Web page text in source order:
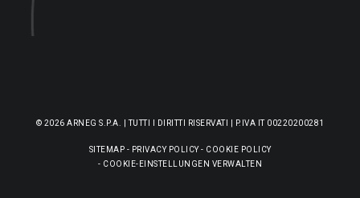
© 2026 ARNEG S.P.A. | TUTTI I DIRITTI RISERVATI | P.IVA IT 00220200281
SITEMAP - PRIVACY POLICY- COOKIE POLICY
- COOKIE-EINSTELLUNGEN VERWALTEN